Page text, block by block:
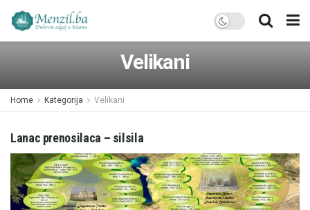
Velikani
Home Kategorija Velikani
Lanac prenosilaca – silsila